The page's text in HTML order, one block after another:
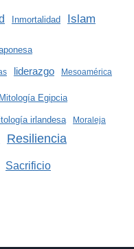
Inmortalidad Islam
liderazgo Mesoamérica
Mitología Egipcia
irlandesa Moraleja
Resiliencia
Sacrificio